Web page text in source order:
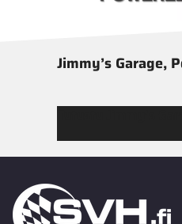
Jimmy’s Garage,